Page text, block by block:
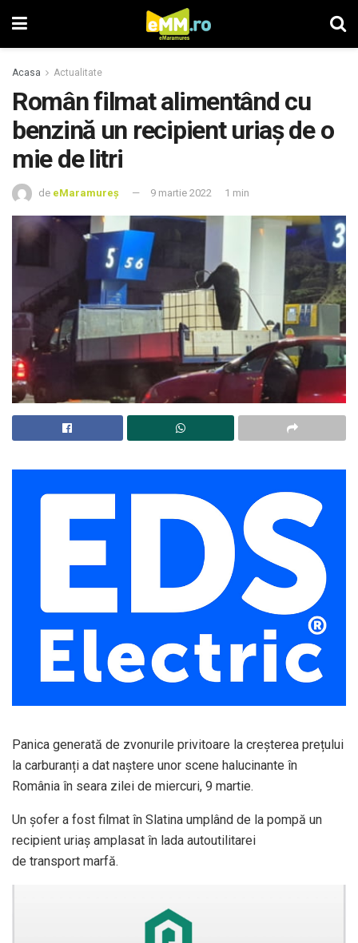
Acasa Actualitate
Român filmat alimentând cu
benzină un recipient uriaș de o
mie de litri
de eMaramureș 9 martie 2022 1 min
Panica generată de zvonurile privitoare la creșterea prețului
la carburanți a dat naștere unor scene halucinante în
România în seara zilei de miercuri, 9 martie.
Un șofer a fost filmat în Slatina umplând de la pompă un
recipient uriaș amplasat în lada autoutilitarei
de transport marfă.